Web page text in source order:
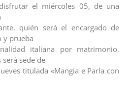
el miércoles 05, de una
quién será el encargado de
y prueba
italiana por matrimonio.
sede de
titulada «Mangia e Parla con